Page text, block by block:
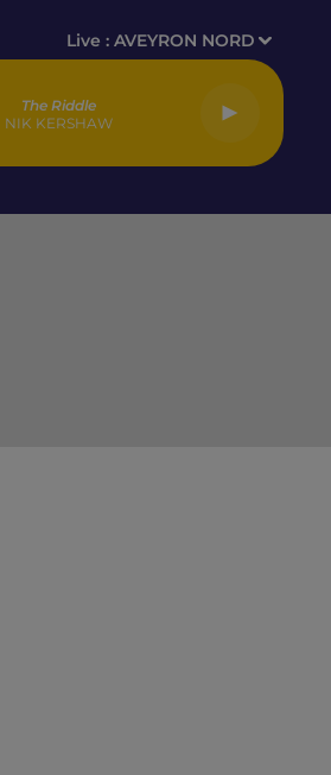
Live :AVEYRON NORD
The Riddle
NIK KERSHAW